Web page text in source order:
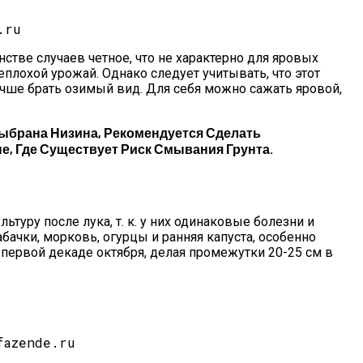
случаев четное, что не характерно для яровых
урожай. Однако следует учитывать, что этот
брать озимый вид. Для себя можно сажать яровой,
Низина, Рекомендуется Сделать
Где Существует Риск Смывания Грунта.
после лука, т. к. у них одинаковые болезни и
морковь, огурцы и ранняя капуста, особенно
декаде октября, делая промежутки 20-25 см в